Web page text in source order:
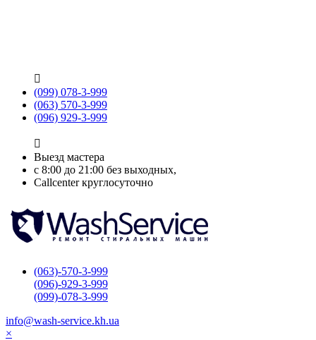

(099) 078-3-999
(063) 570-3-999
(096) 929-3-999

Выезд мастера
с 8:00 до 21:00 без выходных,
Callcenter круглосуточно
(063)-570-3-999
(096)-929-3-999
(099)-078-3-999
info@wash-service.kh.ua
×